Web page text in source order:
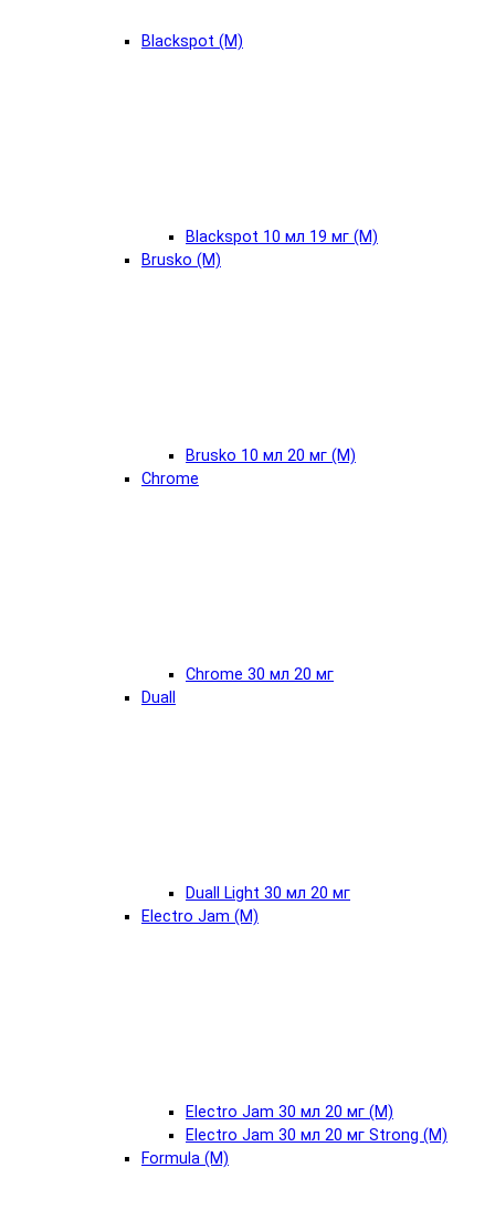
Blackspot (М)
Blackspot 10 мл 19 мг (М)
Brusko (М)
Brusko 10 мл 20 мг (М)
Chrome
Chrome 30 мл 20 мг
Duall
Duall Light 30 мл 20 мг
Electro Jam (М)
Electro Jam 30 мл 20 мг (М)
Electro Jam 30 мл 20 мг Strong (М)
Formula (М)